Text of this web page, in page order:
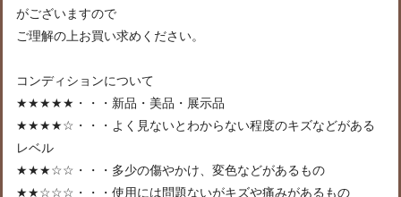
がございますので
ご理解の上お買い求めください。
コンディションについて
★★★★★・・・新品・美品・展示品
★★★★☆・・・よく見ないとわからない程度のキズなどがある
レベル
★★★☆☆・・・多少の傷やかけ、変色などがあるもの
★★☆☆☆・・・使用には問題ないがキズや痛みがあるもの